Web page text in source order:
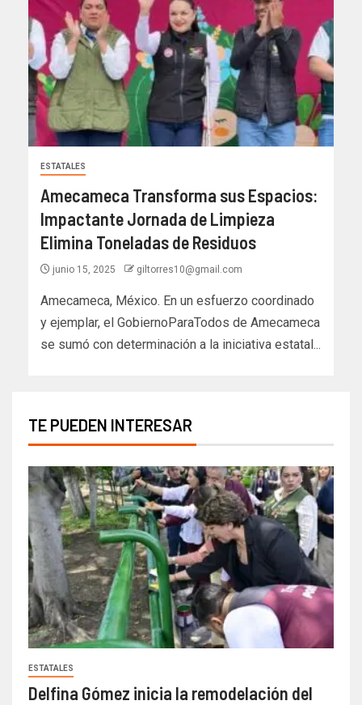
ESTATALES
Amecameca Transforma sus Espacios:
Impactante Jornada de Limpieza
Elimina Toneladas de Residuos
junio 15, 2025 giltorres10@gmail.com
Amecameca, México. En un esfuerzo coordinado
y ejemplar, el GobiernoParaTodos de Amecameca
se sumó con determinación a la iniciativa estatal...
TE PUEDEN INTERESAR
ESTATALES
Delfina Gómez inicia la remodelación del